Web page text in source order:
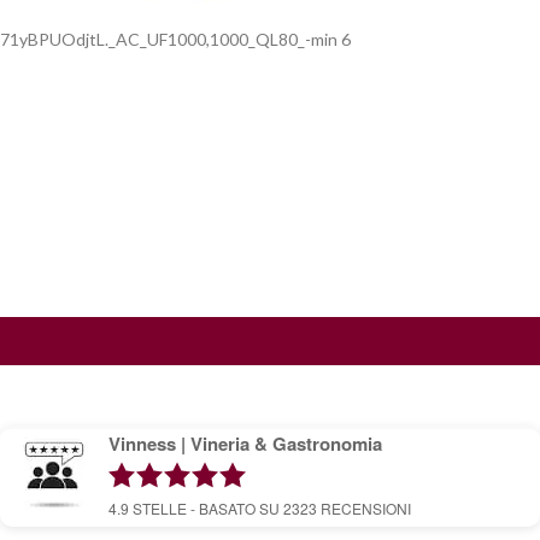
71yBPUOdjtL._AC_UF1000,1000_QL80_-min 6
Vinness | Vineria & Gastronomia
4.9 STELLE - BASATO SU 2323 RECENSIONI